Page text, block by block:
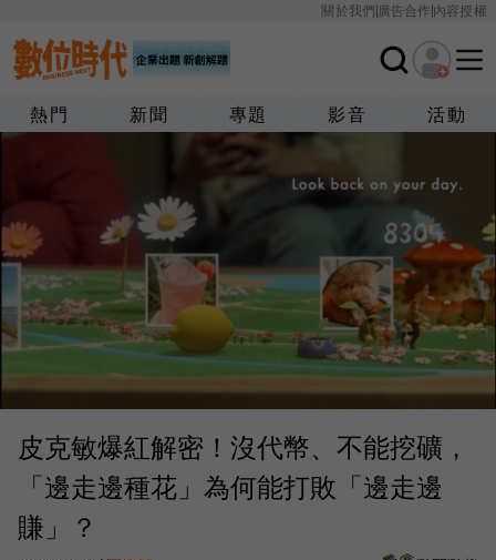
關於我們廣告合作內容授權
熱門 新聞 專題 影音 活動
皮克敏爆紅解密！沒代幣、不能挖礦，
「邊走邊種花」為何能打敗「邊走邊
賺」？